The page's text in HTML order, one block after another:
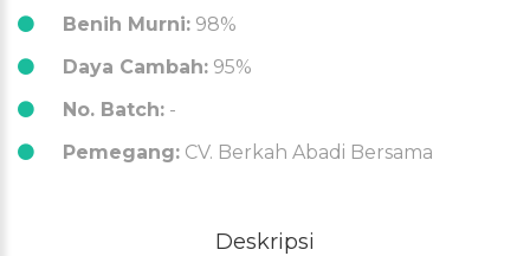
Benih Murni: 98%
Daya Cambah: 95%
No. Batch: -
Pemegang: CV. Berkah Abadi Bersama
Deskripsi